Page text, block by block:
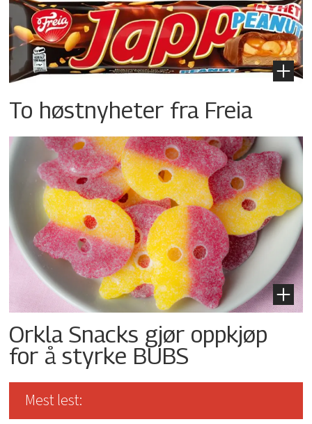
To høstnyheter fra Freia
Orkla Snacks gjør oppkjøp
for å styrke BUBS
Mest lest: